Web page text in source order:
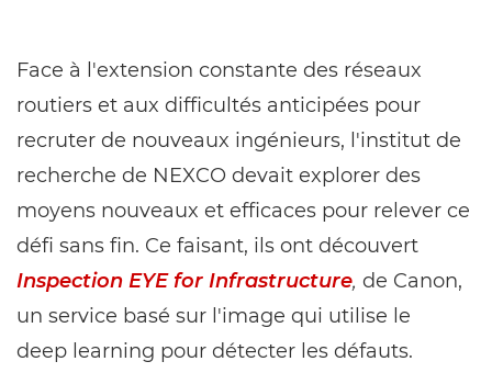
Face à l'extension constante des réseaux
routiers et aux difficultés anticipées pour
recruter de nouveaux ingénieurs, l'institut de
recherche de NEXCO devait explorer des
moyens nouveaux et efficaces pour relever ce
défi sans fin. Ce faisant, ils ont découvert
Inspection EYE for Infrastructure, de Canon,
un service basé sur l'image qui utilise le
deep learning pour détecter les défauts.